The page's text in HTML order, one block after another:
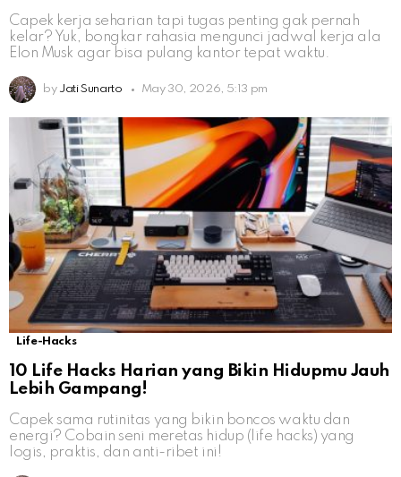
Capek kerja seharian tapi tugas penting gak pernah
kelar? Yuk, bongkar rahasia mengunci jadwal kerja ala
Elon Musk agar bisa pulang kantor tepat waktu.
by Jati Sunarto May 30, 2026, 5:13 pm
Life-Hacks
10 Life Hacks Harian yang Bikin Hidupmu Jauh
Lebih Gampang!
Capek sama rutinitas yang bikin boncos waktu dan
energi? Cobain seni meretas hidup (life hacks) yang
logis, praktis, dan anti-ribet ini!